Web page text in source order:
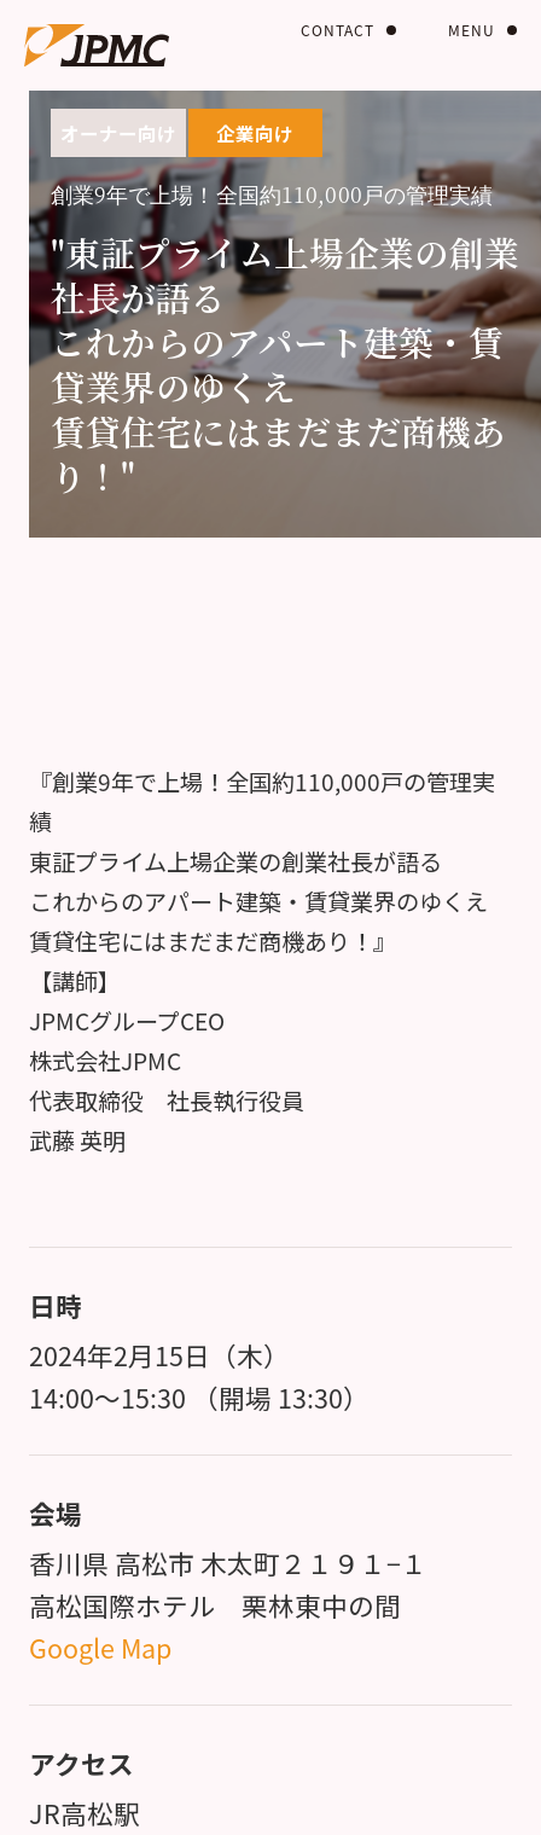
MENU
CONTACT
オーナー向け 企業向け
創業9年で上場！全国約110,000戸の管理実績
"東証プライム上場企業の創業
社長が語る
これからのアパート建築・賃
貸業界のゆくえ
賃貸住宅にはまだまだ商機あ
り！"
『創業9年で上場！全国約110,000戸の管理実
績
東証プライム上場企業の創業社長が語る
これからのアパート建築・賃貸業界のゆくえ
賃貸住宅にはまだまだ商機あり！』
【講師】
JPMCグループCEO
株式会社JPMC
代表取締役 社長執行役員
武藤 英明
日時
2024年2月15日（木）
14:00～15:30 （開場 13:30）
会場
香川県 高松市 木太町２１９１−１
高松国際ホテル 栗林東中の間
Google Map
アクセス
JR高松駅